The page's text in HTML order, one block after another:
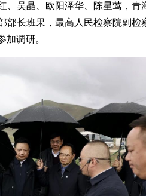
、吴晶、欧阳泽华、陈星莺，青
长班果，最高人民检察院副检
调研。